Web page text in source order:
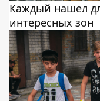
Каждый нашел
интересных зон